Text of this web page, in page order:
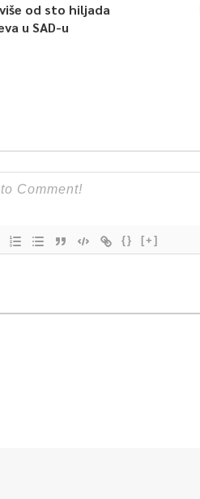
od sto hiljada
u SAD-u
{} [+]